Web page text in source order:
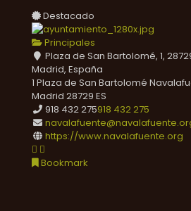
Destacado
Principales
Plaza de San Bartolomé, 1,
Madrid, España
1 Plaza de San Bartolomé
Madrid 28729 ES
918 432 275918 432 275
https://www.navalafuente.org
Bookmark